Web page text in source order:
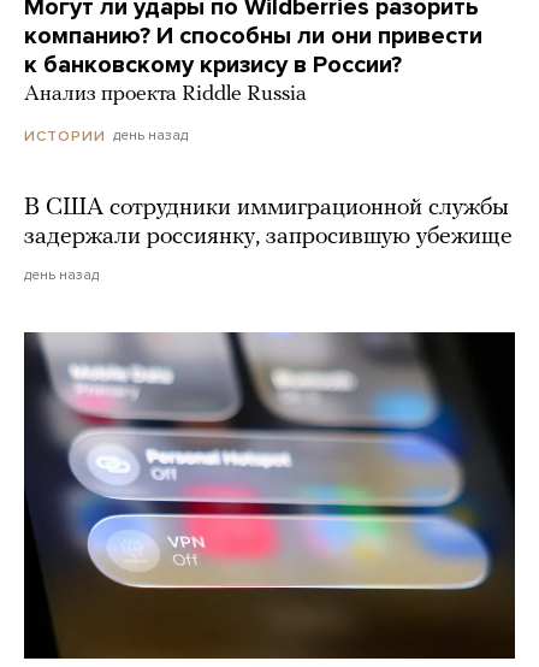
Могут ли удары по Wildberries разорить
компанию? И способны ли они привести
к банковскому кризису в России?
Анализ проекта Riddle Russia
ИСТОРИИ день назад
В США сотрудники иммиграционной службы
задержали россиянку, запросившую убежище
день назад